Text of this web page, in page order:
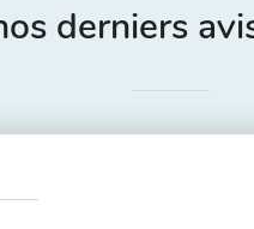
derniers